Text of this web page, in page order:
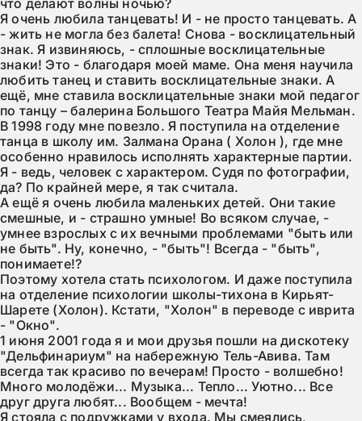
что делают волны ночью?
Я очень любила танцевать! И - не просто танцевать. А
- жить не могла без балета! Снова - восклицательный
знак. Я извиняюсь, - сплошные восклицательные
знаки! Это - благодаря моей маме. Она меня научила
любить танец и ставить восклицательные знаки. А
ещё, мне ставила восклицательные знаки мой педагог
по танцу – балерина Большого Театра Майя Мельман.
В 1998 году мне повезло. Я поступила на отделение
танца в школу им. Залмана Орана ( Холон ), где мне
особенно нравилось исполнять характерные партии.
Я - ведь, человек с характером. Судя по фотографии,
да? По крайней мере, я так считала.
А ещё я очень любила маленьких детей. Они такие
смешные, и - страшно умные! Во всяком случае, -
умнее взрослых с их вечными проблемами "быть или
не быть". Ну, конечно, - "быть"! Всегда - "быть",
понимаете!?
Поэтому хотела стать психологом. И даже поступила
на отделение психологии школы-тихона в Кирьят-
Шарете (Холон). Кстати, "Холон" в переводе с иврита
- "Окно".
1 июня 2001 года я и мои друзья пошли на дискотеку
"Дельфинариум" на набережную Тель-Авива. Там
всегда так красиво по вечерам! Просто - волшебно!
Много молодёжи... Музыка... Тепло... Уютно... Все
друг друга любят... Вообщем - мечта!
Я стояла с подружками у входа. Мы смеялись,